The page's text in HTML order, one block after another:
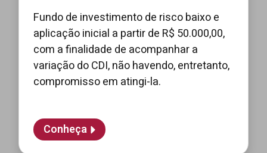
Fundo de investimento de risco baixo e
aplicação inicial a partir de R$ 50.000,00,
com a finalidade de acompanhar a
variação do CDI, não havendo, entretanto,
compromisso em atingi-la.
Conheça